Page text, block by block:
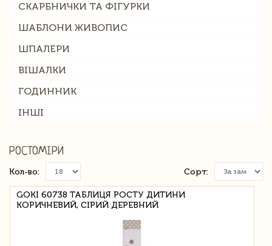
СКАРБНИЧКИ ТА ФІГУРКИ
ШАБЛОНИ ЖИВОПИС
ШПАЛЕРИ
ВІШАЛКИ
ГОДИННИК
ІНШІ
РОСТОМІРИ
Кол-во: Сорт:
GOKI 60738 ТАБЛИЦЯ РОСТУ ДИТИНИ
КОРИЧНЕВИЙ, СІРИЙ ДЕРЕВНИЙ